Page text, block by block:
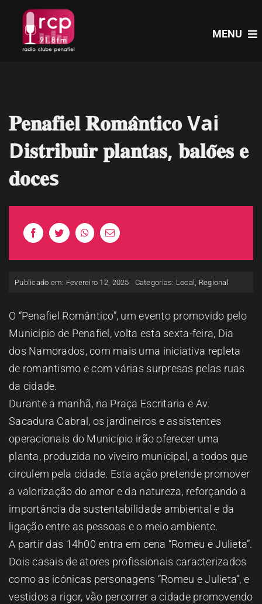
content
MENU
PROGRAMAS
NOTÍCIAS
A RCP
CONTACTOS
𝐏𝐞𝐧𝐚𝐟𝐢𝐞𝐥 𝐑𝐨𝐦𝐚̂𝐧𝐭𝐢𝐜𝐨 Vai
D𝐢𝐬𝐭𝐫𝐢𝐛𝐮𝐢𝐫 𝐩𝐥𝐚𝐧𝐭𝐚𝐬, 𝐛𝐚𝐥𝐨̃𝐞𝐬 𝐞
𝐝𝐨𝐜𝐞s
Publicado em: Fevereiro 12, 2025 Categorias: Local Regional
O “Penafiel Romântico”, um evento promovido pelo
Município de Penafiel, volta esta sexta-feira, Dia
dos Namorados, com mais uma iniciativa repleta
de romantismo e com várias surpresas pelas ruas
da cidade.
Durante a manhã, na Praça Escritaria e Av.
Sacadura Cabral, os jardineiros e assistentes
operacionais do Município irão oferecer uma
planta, produzida no viveiro municipal, a todos que
circulem pela cidade. Esta ação pretende promover
a valorização do amor e da natureza, reforçando a
importância da sustentabilidade ambiental e da
ligação entre as pessoas e o meio ambiente.
A partir das 14h00 entra em cena “Romeu e Julieta”.
Dois casais de atores profissionais caracterizados
como as icónicas personagens “Romeu e Julieta”, e
vestidos a rigor, vão percorrer a cidade promovendo